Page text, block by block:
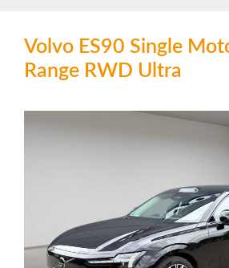
Volvo ES90 Single
Range RWD Ultra